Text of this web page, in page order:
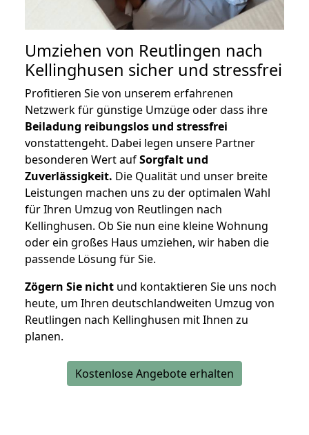
Umziehen von Reutlingen nach
Kellinghusen sicher und stressfrei
Profitieren Sie von unserem erfahrenen
Netzwerk für günstige Umzüge oder dass ihre
Beiladung reibungslos und stressfrei
vonstattengeht. Dabei legen unsere Partner
besonderen Wert aufSorgfalt und
Zuverlässigkeit. Die Qualität und unser breite
Leistungen machen uns zu der optimalen Wahl
für Ihren Umzug von Reutlingen nach
Kellinghusen. Ob Sie nun eine kleine Wohnung
oder ein großes Haus umziehen, wir haben die
passende Lösung für Sie.
Zögern Sie nicht und kontaktieren Sie uns noch
heute, um Ihren deutschlandweiten Umzug von
Reutlingen nach Kellinghusen mit Ihnen zu
planen.
Kostenlose Angebote erhalten